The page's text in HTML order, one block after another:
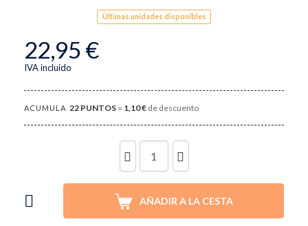
Últimas unidades disponibles
22,95 €
IVA incluido
ACUMULA 22 PUNTOS = 1,10 € de descuento
UNIDADES
AÑADIR A LA CESTA